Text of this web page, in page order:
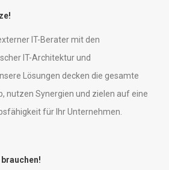
IT-Berater mit den
IT-Architektur und
Lösungen decken die gesamte
nutzen Synergien und zielen auf eine
für Ihr Unternehmen.